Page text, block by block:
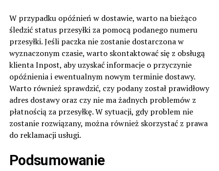
W przypadku opóźnień w dostawie, warto na bieżąco
śledzić status przesyłki za pomocą podanego numeru
przesyłki. Jeśli paczka nie zostanie dostarczona w
wyznaczonym czasie, warto skontaktować się z obsługą
klienta Inpost, aby uzyskać informacje o przyczynie
opóźnienia i ewentualnym nowym terminie dostawy.
Warto również sprawdzić, czy podany został prawidłowy
adres dostawy oraz czy nie ma żadnych problemów z
płatnością za przesyłkę. W sytuacji, gdy problem nie
zostanie rozwiązany, można również skorzystać z prawa
do reklamacji usługi.
Podsumowanie